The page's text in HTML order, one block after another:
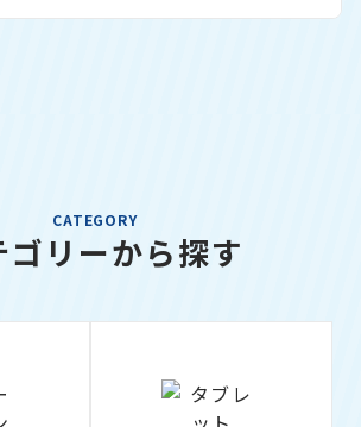
CATEGORY
ゴリーから探す